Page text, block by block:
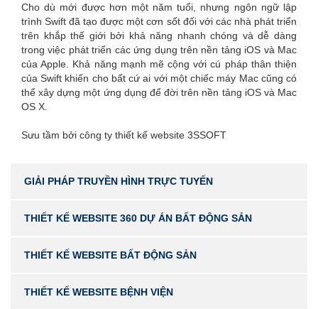
Cho dù mới được hơn một năm tuổi, nhưng ngôn ngữ lập
trình Swift đã tạo được một cơn sốt đối với các nhà phát triển
trên khắp thế giới bởi khả năng nhanh chóng và dễ dàng
trong việc phát triển các ứng dụng trên nền tảng iOS và Mac
của Apple. Khả năng mạnh mẽ cộng với cú pháp thân thiện
của Swift khiến cho bất cứ ai với một chiếc máy Mac cũng có
thể xây dựng một ứng dụng để đời trên nền tảng iOS và Mac
OS X.
Sưu tầm bởi công ty thiết kế website 3SSOFT
GIẢI PHÁP TRUYỀN HÌNH TRỰC TUYẾN
THIẾT KẾ WEBSITE 360 DỰ ÁN BẤT ĐỘNG SẢN
THIẾT KẾ WEBSITE BẤT ĐỘNG SẢN
THIẾT KẾ WEBSITE BỆNH VIỆN